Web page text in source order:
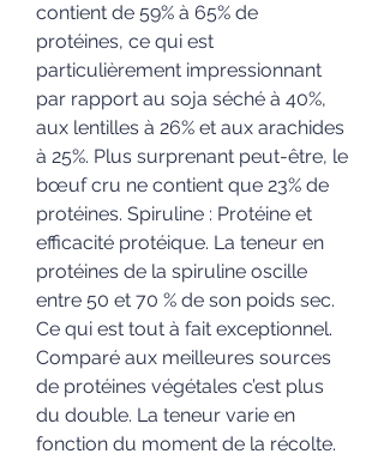
contient de 59% à 65% de
protéines, ce qui est
particulièrement impressionnant
par rapport au soja séché à 40%,
aux lentilles à 26% et aux arachides
à 25%. Plus surprenant peut-être, le
bœuf cru ne contient que 23% de
protéines. Spiruline : Protéine et
efficacité protéique. La teneur en
protéines de la spiruline oscille
entre 50 et 70 % de son poids sec.
Ce qui est tout à fait exceptionnel.
Comparé aux meilleures sources
de protéines végétales c’est plus
du double. La teneur varie en
fonction du moment de la récolte.